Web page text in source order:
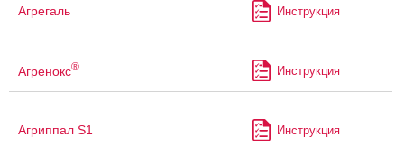
Агрегаль Инструкция
Агренокс® Инструкция
Агриппал S1 Инструкция